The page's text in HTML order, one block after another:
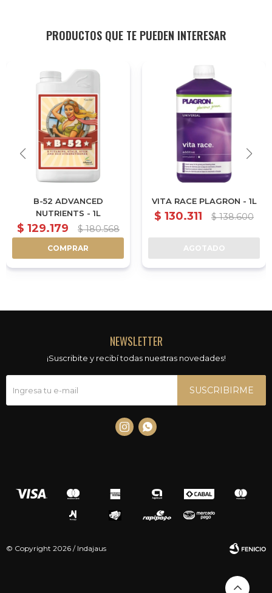
PRODUCTOS QUE TE PUEDEN INTERESAR
B-52 ADVANCED
NUTRIENTS - 1L
$ 129.179 $ 180.568
COMPRAR
VITA RACE PLAGRON - 1L
$ 130.311 $ 138.600
AGOTADO
NEWSLETTER
¡Suscribite y recibí todas nuestras novedades!
SUSCRIBIRME
 
© Copyright 2026 / Indajaus